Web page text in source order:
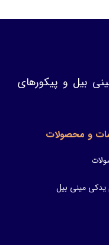
بیل و پیکورهای
و محصولات
یدکی مینی بیل